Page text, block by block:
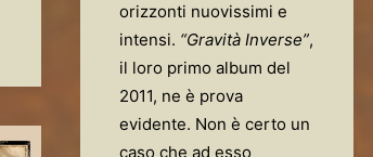
orizzonti nuovissimi e
intensi. “Gravità Inverse”,
il loro primo album del
2011, ne è prova
evidente. Non è certo un
caso che ad esso